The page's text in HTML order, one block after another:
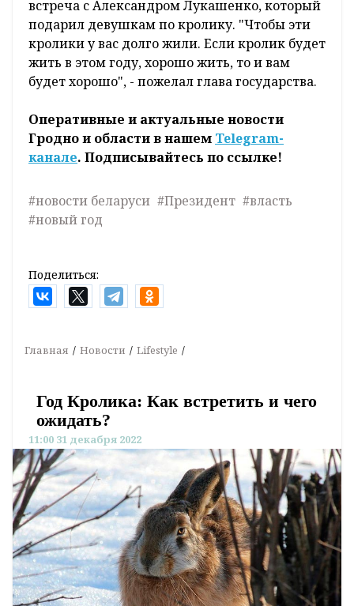
встреча с Александром Лукашенко, который
подарил девушкам по кролику. "Чтобы эти
кролики у вас долго жили. Если кролик будет
жить в этом году, хорошо жить, то и вам
будет хорошо", - пожелал глава государства.
Оперативные и актуальные новости
Гродно и области в нашем Telegram-
канале. Подписывайтесь по ссылке!
#новости беларуси #Президент #власть
#новый год
Поделиться:
Главная Новости Lifestyle
Год Кролика: Как встретить и чего
ожидать?
11:00 31 декабря 2022